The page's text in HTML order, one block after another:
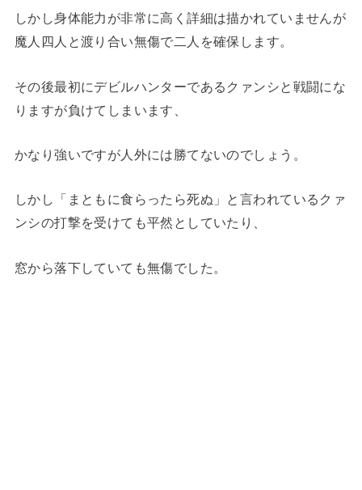
しかし身体能力が非常に高く詳細は描かれていませんが
魔人四人と渡り合い無傷で二人を確保します。
その後最初にデビルハンターであるクァンシと戦闘にな
りますが負けてしまいます、
かなり強いですが人外には勝てないのでしょう。
しかし「まともに食らったら死ぬ」と言われているクァ
ンシの打撃を受けても平然としていたり、
窓から落下していても無傷でした。